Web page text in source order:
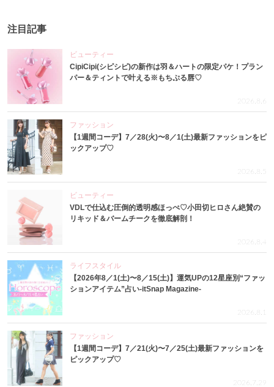
注目記事
ビューティー
CipiCipi(シピシピ)の新作は羽＆ハートの限定パケ！プラン
パー＆ティントで叶える※もちぷる唇♡
2026.8.6
ファッション
【1週間コーデ】7／28(火)〜8／1(土)最新ファッションをピ
ックアップ♡
2026.8.5
ビューティー
VDLで仕込む圧倒的透明感ほっぺ♡小田切ヒロさん絶賛の
リキッド＆バームチークを徹底解剖！
2026.8.4
ライフスタイル
【2026年8／1(土)〜8／15(土)】運気UPの12星座別“ファッ
ションアイテム”占い-itSnap Magazine-
2026.8.1
ファッション
【1週間コーデ】7／21(火)〜7／25(土)最新ファッションを
ピックアップ♡
2026.7.29